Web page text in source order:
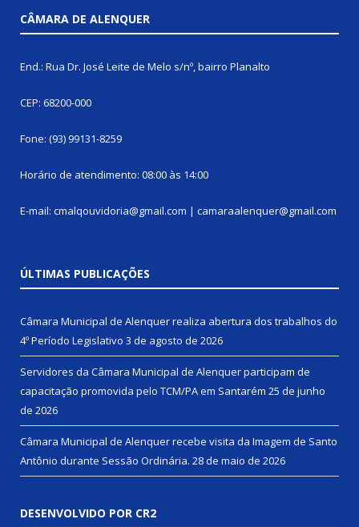
CÂMARA DE ALENQUER
End.: Rua Dr. José Leite de Melo s/nº, bairro Planalto
CEP: 68200-000
Fone: (93) 99131-8259
Horário de atendimento: 08:00 às 14:00
E-mail: cmalqouvidoria@gmail.com | camaraalenquer@gmail.com
ÚLTIMAS PUBLICAÇÕES
Câmara Municipal de Alenquer realiza abertura dos trabalhos do
4º Período Legislativo 3 de agosto de 2026
Servidores da Câmara Municipal de Alenquer participam de
capacitação promovida pelo TCM/PA em Santarém 25 de junho
de 2026
Câmara Municipal de Alenquer recebe visita da Imagem de Santo
Antônio durante Sessão Ordinária. 28 de maio de 2026
DESENVOLVIDO POR CR2